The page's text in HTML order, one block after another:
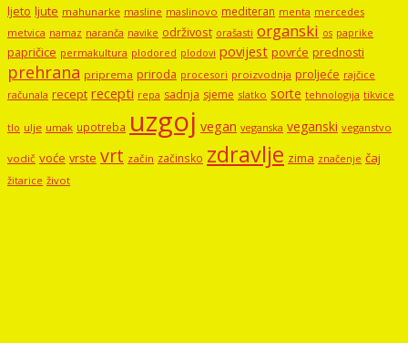
ljeto ljute mahunarke masline maslinovo mediteran menta mercedes
metvica namaz naranča navike održivost orašasti organski os paprike
papričice permakultura plodored plodovi povijest povrće prednosti
prehrana priprema priroda procesori proizvodnja proljeće rajčice
računala recept recepti repa sadnja sjeme slatko sorte tehnologija tikvice
tlo ulje umak upotreba uzgoj vegan veganska veganski veganstvo
vodič voće vrste vrt začin začinsko zdravlje zima značenje čaj
žitarice život